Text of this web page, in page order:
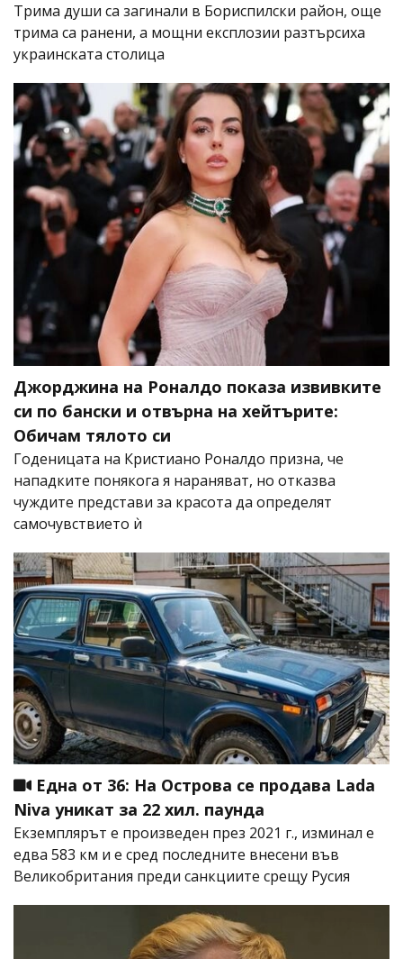
Трима души са загинали в Бориспилски район, още
трима са ранени, а мощни експлозии разтърсиха
украинската столица
Джорджина на Роналдо показа извивките
си по бански и отвърна на хейтърите:
Обичам тялото си
Годеницата на Кристиано Роналдо призна, че
нападките понякога я нараняват, но отказва
чуждите представи за красота да определят
самочувствието ѝ
Една от 36: На Острова се продава Lada
Niva уникат за 22 хил. паунда
Екземплярът е произведен през 2021 г., изминал е
едва 583 км и е сред последните внесени във
Великобритания преди санкциите срещу Русия